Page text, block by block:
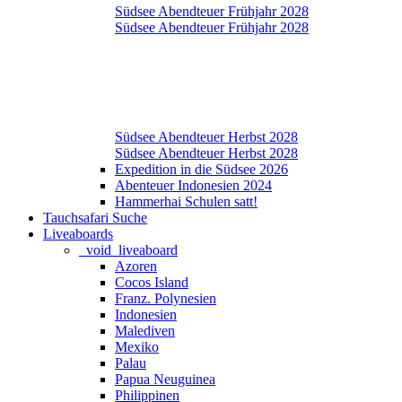
Südsee Abendteuer Frühjahr 2028
Südsee Abendteuer Frühjahr 2028
Südsee Abendteuer Herbst 2028
Südsee Abendteuer Herbst 2028
Expedition in die Südsee 2026
Abenteuer Indonesien 2024
Hammerhai Schulen satt!
Tauchsafari Suche
Liveaboards
_void_liveaboard
Azoren
Cocos Island
Franz. Polynesien
Indonesien
Malediven
Mexiko
Palau
Papua Neuguinea
Philippinen